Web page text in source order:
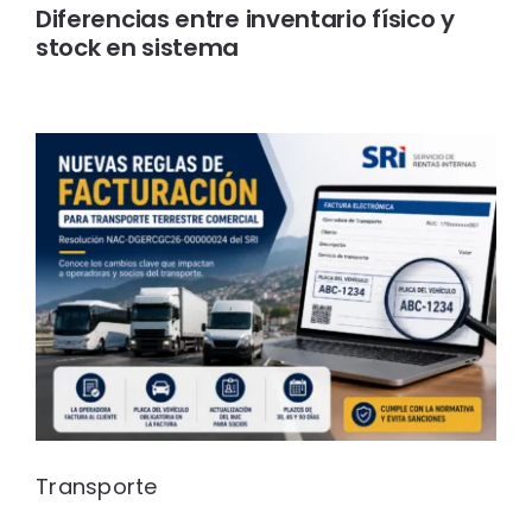
Diferencias entre inventario físico y
stock en sistema
Transporte